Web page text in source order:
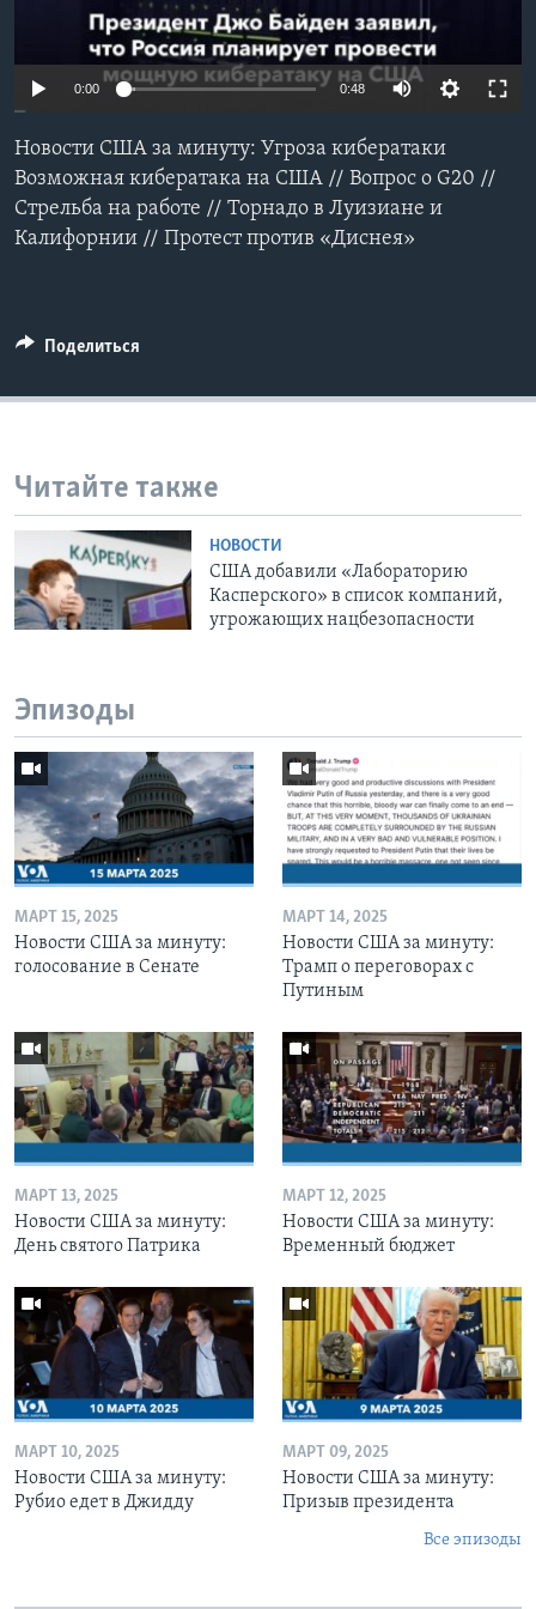
Learning English
СОЦИАЛЬНЫЕ СЕТИ
Языки
0:00 0:48
Новости США за минуту: Угроза кибератаки
Возможная кибератака на США // Вопрос о G20 //
Стрельба на работе // Торнадо в Луизиане и
Калифорнии // Протест против «Диснея»
Поделиться
Читайте также
НОВОСТИ
США добавили «Лабораторию
Касперского» в список компаний,
угрожающих нацбезопасности
Эпизоды
МАРТ 15, 2025
Новости США за минуту:
голосование в Сенате
МАРТ 14, 2025
Новости США за минуту:
Трамп о переговорах с
Путиным
МАРТ 13, 2025
Новости США за минуту:
День святого Патрика
МАРТ 12, 2025
Новости США за минуту:
Временный бюджет
МАРТ 10, 2025
Новости США за минуту:
Рубио едет в Джидду
МАРТ 09, 2025
Новости США за минуту:
Призыв президента
Все эпизоды